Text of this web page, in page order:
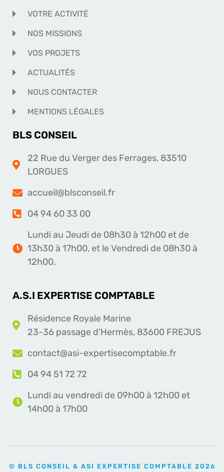
VOTRE ACTIVITÉ
NOS MISSIONS
VOS PROJETS
ACTUALITÉS
NOUS CONTACTER
MENTIONS LÉGALES
BLS CONSEIL
22 Rue du Verger des Ferrages, 83510
LORGUES
accueil@blsconseil.fr
04 94 60 33 00
Lundi au Jeudi de 08h30 à 12h00 et de
13h30 à 17h00, et le Vendredi de 08h30 à
12h00.
A.S.I EXPERTISE COMPTABLE
Résidence Royale Marine
23-36 passage d'Hermès, 83600 FREJUS
contact@asi-expertisecomptable.fr
04 94 51 72 72
Lundi au vendredi de 09h00 à 12h00 et
14h00 à 17h00
© BLS CONSEIL & ASI EXPERTISE COMPTABLE 2026